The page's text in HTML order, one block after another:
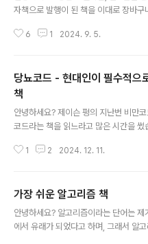
자책으로 발행이 된 책을 이대로 장바구
정확히는 읽기만 하는 것이 아니라 중요
인이라고 생각했던 '칼로리 과잉'이라는
으로 시작하고 있습니다. 결국 아무리 운
트를 해도 다시 체중이 돌아오거나 더 찌
어나는 원인을 아주 많은 과학적 연구결
의 제일 뒷면에 있는 참고문헌을 일일히
6 1 2024. 9. 5.
당뇨코드 - 현대인이 필수적으
책
안녕하세요? 제이슨 펑의 지난번 비만
코드라는 책을 읽느라고 많은 시간을 썼
중 입니다. 우선 책의 내용은 과도한 양
상을 초월할 정도로 몸에 해롭다는 것을
니다. 심지어 이전까지 주목을 받았는 혈
게 '지방'이라고 해서 기름만을 많이 먹어
1 2 2024. 12. 11.
가장 쉬운 알고리즘 책
안녕하세요? 알고리즘이라는 단어는 제
에서 유래가 되었다고 하며, 그래서 알